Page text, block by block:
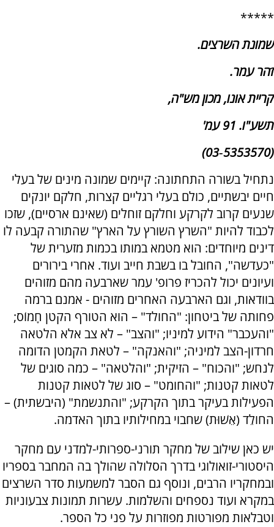
*****
שמונת השרצים.
זֹהר עמר.
קריית אונו, מכון מש"ה,
תשע"ו. 91 עמ'
(5353570‑03)
נתחיל בשורה התחתונה: קיימים שמונה מינים של בעלי
חיים יבשתיים, כולם בעלי רגליים קצרות, חלקם יונקים
שנעים קרוב לקרקע וחלקם זוחלים (שאינם ארסיים), שזכו
לכבוד להיות "השרץ השורץ על הארץ" שהתורה קבעה לו
דינים מיוחדים: הוא מטמא במותו בכמות מזערית של
"כעדשה", החובל בו בשבת חייב ועוד. אחרי בירורים
ועיונים יכול להכריז פרופ' עמר שארבעה מהם מזוהים
בוודאות, וגם הארבעה האחרים מזוהים - אמנם ברמה
פחותה של ביטחון: "החולד" – הוא הטורף הקטן חָמוֹס;
"והעכבר" הידוע למיניו; "והצב" – לא צב אלא הלטאה
חרדון-הצב למיניה; "והאנקה" – לטאת הקמטן הדומה
לנחש; "והכוח" – הזיקית; "והלטאה" – כמה סוגים של
לטאות קטנות; "והחומט" – סוג של לטאות קטנות
הפעילות בעיקר בתוך הקרקע; "והתנשמת" (היבשתית) –
החולֵד (אֵשׁוּת) שחבוי במחילותיו בתוך האדמה.
יש כאן שילוב של מחקר תורני-ספרותי-למדני עם מחקר
היסטורי-זואולוגי בדרך הסלולה שהולך בה המחבר בספריו
ובמחקריו הרבים, ונוסף גם הסבר למשמעות סדר השרצים
במקרא ועוד נספחים והשלמות. עשרות תמונות צבעוניות
וטבלאות מפורטות מפוזרות על פני כל הספר.